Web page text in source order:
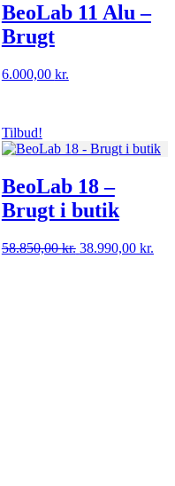
BeoLab 11 Alu –
Brugt
6.000,00 kr.
Tilbud!
BeoLab 18 –
Brugt i butik
58.850,00kr. Den
38.990,00 kr.